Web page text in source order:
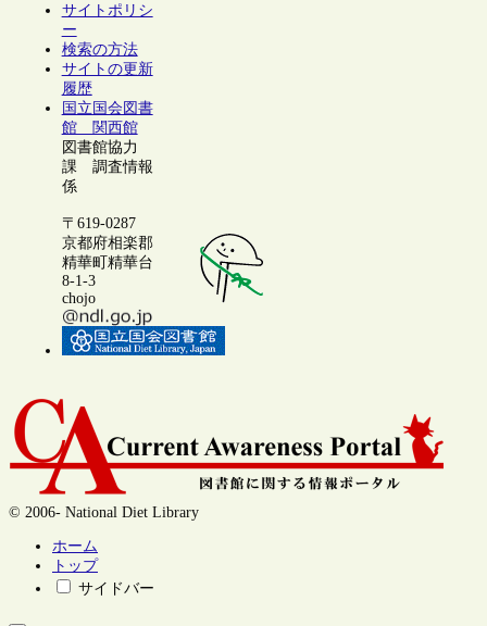
サイトポリシ
ー
検索の方法
サイトの更新
履歴
国立国会図書
館 関西館
図書館協力
課 調査情報
係
〒619-0287
京都府相楽郡
精華町精華台
8-1-3
chojo
© 2006- National Diet Library
ホーム
トップ
サイドバー